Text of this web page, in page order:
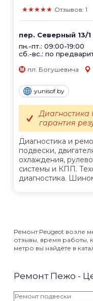
★★★★★ Отзывов: 1
пер. Северный 13/1
пн.-пт.: 09:00-19:00
сб.-вс.: по
пл. Богушевича
yunisof.by
Диагностика и
подвески,
охлаждения,
системы и КПП.
диагностика.
Диагностика
гарантия
Ремонт Peugeot возле
отзывы, время работы,
метро вы найдёте в
Ремонт Пежо -
Ремонт подвески